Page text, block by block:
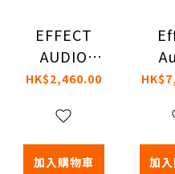
EFFECT
AUDIO
RESONANCE
升級線
HK$2,460.00
加入購物車 加